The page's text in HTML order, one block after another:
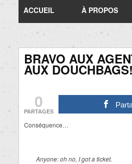
ACCUEIL À PROPOS
BRAVO AUX
AUX DOUCHBAGS!
0
PARTAGES
Conséquence…
Anyone: oh no, I got a ticket.